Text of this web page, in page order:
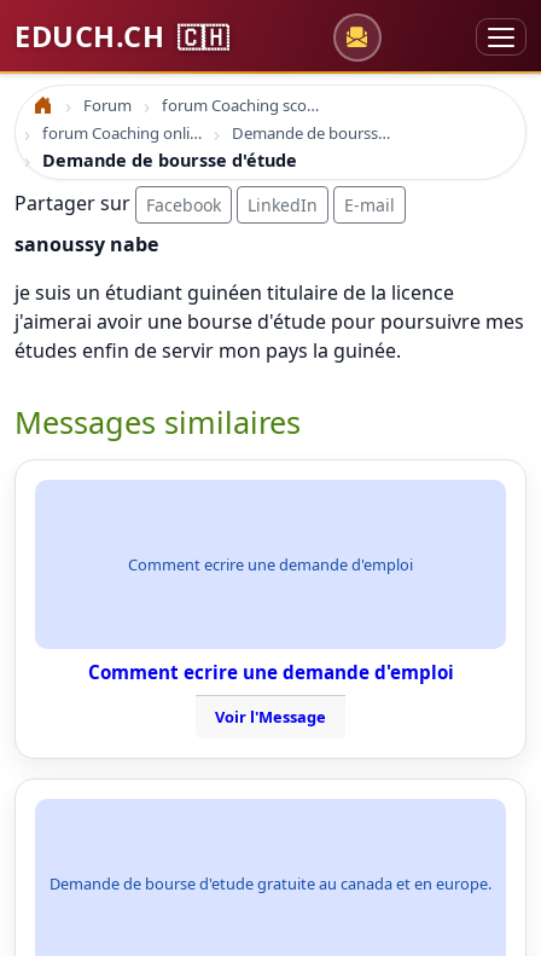
EDUCH.CH 🇨🇭
Accueil Forum
forum Coaching scolaire
forum Coaching online formation professionelle emploi education
Demande de boursse d'étude
Demande de boursse d'étude
Partager sur Facebook LinkedIn E-mail
sanoussy nabe
je suis un étudiant guinéen titulaire de la licence
j'aimerai avoir une bourse d'étude pour poursuivre mes
études enfin de servir mon pays la guinée.
Messages similaires
Comment ecrire une demande d'emploi
Comment ecrire une demande d'emploi
Voir l'Message
Demande de bourse d'etude gratuite au canada et en europe.